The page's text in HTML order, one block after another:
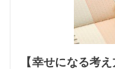
【幸せになる考